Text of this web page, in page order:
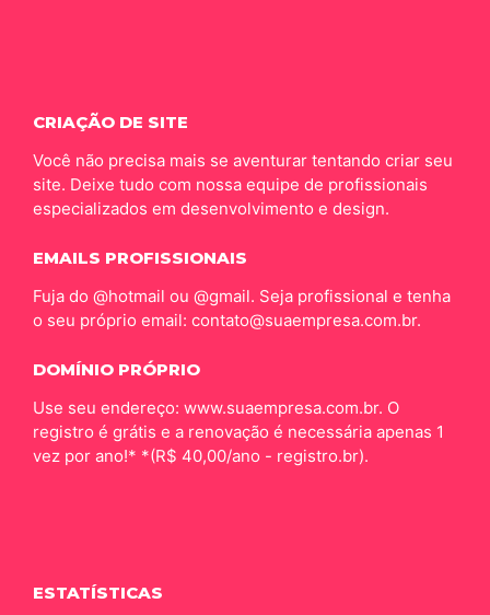
CRIAÇÃO DE SITE
Você não precisa mais se aventurar tentando criar seu
site. Deixe tudo com nossa equipe de profissionais
especializados em desenvolvimento e design.
EMAILS PROFISSIONAIS
Fuja do @hotmail ou @gmail. Seja profissional e tenha
o seu próprio email: contato@suaempresa.com.br.
DOMÍNIO PRÓPRIO
Use seu endereço: www.suaempresa.com.br. O
registro é grátis e a renovação é necessária apenas 1
vez por ano!* *(R$ 40,00/ano - registro.br).
ESTATÍSTICAS